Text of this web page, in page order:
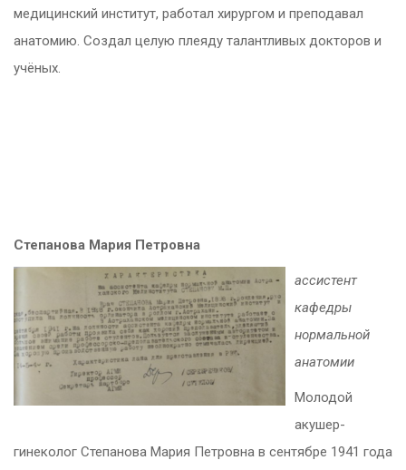
медицинский институт, работал хирургом и преподавал
анатомию. Создал целую плеяду талантливых докторов и
учёных.
Степанова Мария Петровна
ассистент
кафедры
нормальной
анатомии
Молодой
акушер-
гинеколог Степанова Мария Петровна в сентябре 1941 года